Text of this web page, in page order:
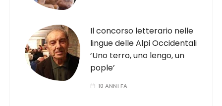
Il concorso letterario nelle
lingue delle Alpi Occidentali
‘Uno terro, uno lengo, un
pople’
10 ANNI FA